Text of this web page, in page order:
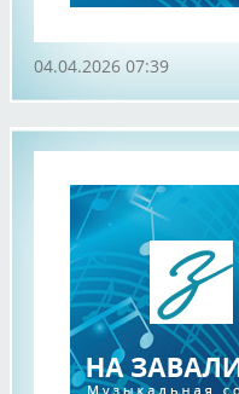
04.04.2026 07:39